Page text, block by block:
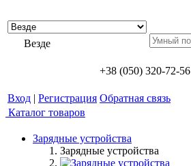
Везде
+38 (050) 320-72-56
Вход | Регистрация Обратная связь
Каталог товаров
Зарядные устройства
Зарядные устройства